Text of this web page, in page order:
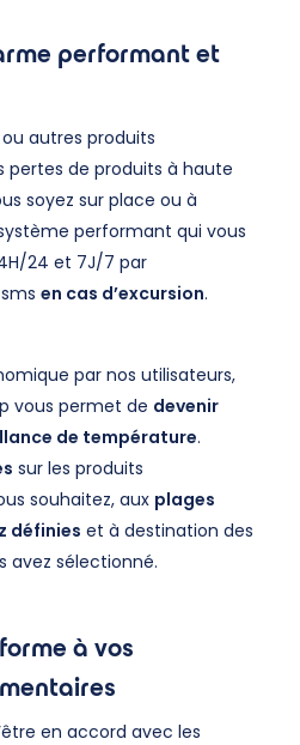
performant et
autres produits
pertes de produits à haute
soyez sur place ou à
performant qui vous
24 et 7J/7 par
en cas d’excursion.
par nos utilisateurs,
vous permet de devenir
de température.
sur les produits
souhaitez, aux plages
définies et à destination des
avez sélectionné.
à vos
en accord avec les